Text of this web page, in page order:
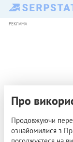
РЕКЛАМА
Про
Продовжуючи
ознайомилися з